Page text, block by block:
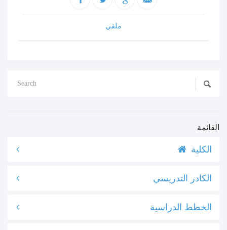
ملفي
القائمة
الكلية
الكادر التدريسي
الخطط الدراسية